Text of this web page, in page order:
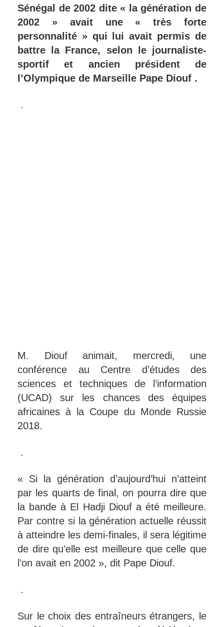
Sénégal de 2002 dite « la génération de
2002 » avait une « très forte
personnalité » qui lui avait permis de
battre la France, selon le journaliste-
sportif et ancien président de
l’Olympique de Marseille Pape Diouf .
.
M. Diouf animait, mercredi, une
conférence au Centre d’études des
sciences et techniques de l’information
(UCAD) sur les chances des équipes
africaines à la Coupe du Monde Russie
2018.
.
« Si la génération d’aujourd’hui n’atteint
par les quarts de final, on pourra dire que
la bande à El Hadji Diouf a été meilleure.
Par contre si la génération actuelle réussit
à atteindre les demi-finales, il sera légitime
de dire qu’elle est meilleure que celle que
l’on avait en 2002 », dit Pape Diouf.
.
Sur le choix des entraîneurs étrangers, le